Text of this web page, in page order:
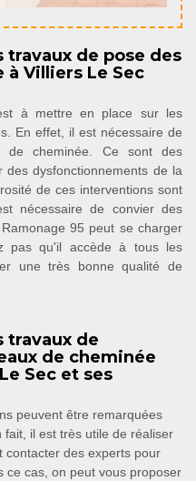
travaux de pose des
à Villiers Le Sec
à mettre en place sur les
En effet, il est nécessaire de
de cheminée. Ce sont des
des dysfonctionnements de la
de ces interventions sont
nécessaire de convier des
95 peut se charger
pas qu'il accède à tous les
une très bonne qualité de
travaux de
de cheminée
Sec et ses
peuvent être remarquées
il est très utile de réaliser
contacter des experts pour
ce cas, on peut vous proposer